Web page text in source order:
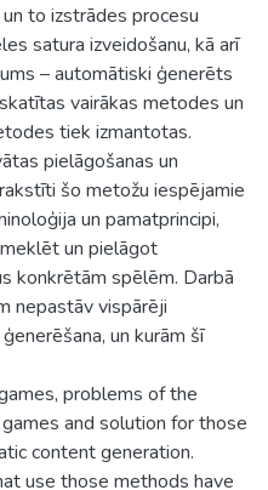
to izstrādes procesu
satura izveidošanu, kā arī
– automātiski ģenerēts
vairākas metodes un
tiek izmantotas.
pielāgošanas un
šo metožu iespējamie
un pamatprincipi,
un pielāgot
konkrētām spēlēm. Darbā
nepastāv vispārēji
un kurām šī
problems of the
and solution for those
content generation.
use those methods have